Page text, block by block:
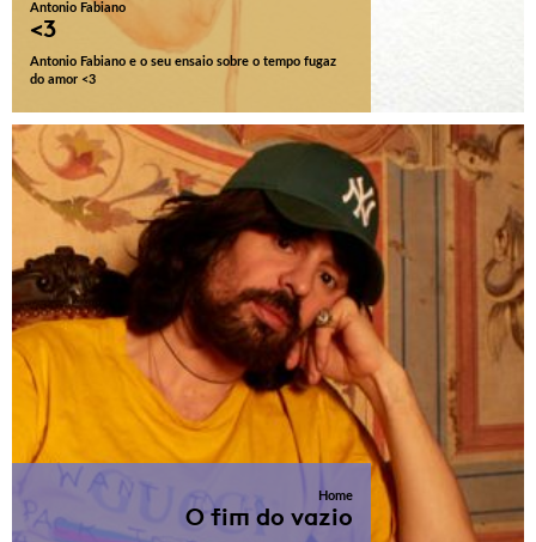
Antonio Fabiano
<3
Antonio Fabiano e o seu ensaio sobre o tempo fugaz
do amor <3
Home
O fim do vazio